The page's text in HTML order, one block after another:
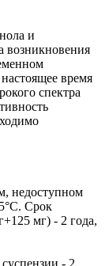
и
возникновения
время
спектра
недоступном
Срок
мг) - 2 года,
- 2